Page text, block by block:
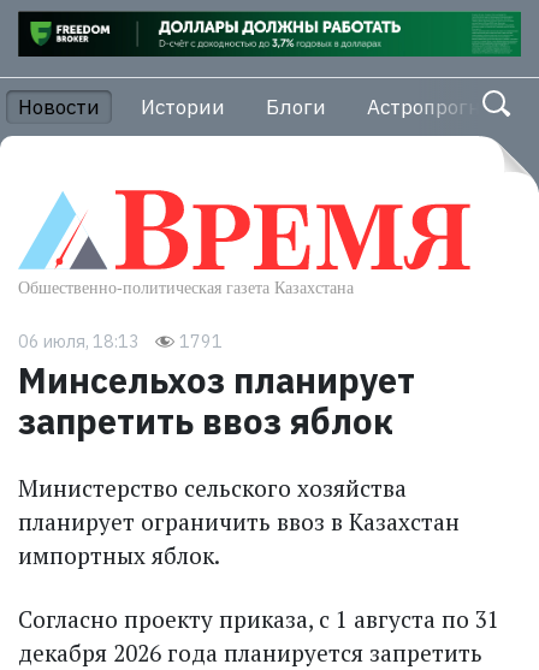
Новости Истории Блоги Астропрогноз
06 июля, 18:13 1791
Минсельхоз планирует
запретить ввоз яблок
Министерство сельского хозяйства
планирует ограничить ввоз в Казахстан
импортных яблок.
Согласно проекту приказа, с 1 августа по 31
декабря 2026 года планируется запретить